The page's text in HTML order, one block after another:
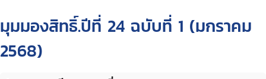
มุมมองสิทธิ์.ปีที่ 24 ฉบับที่ 1 (มกราคม
2568)